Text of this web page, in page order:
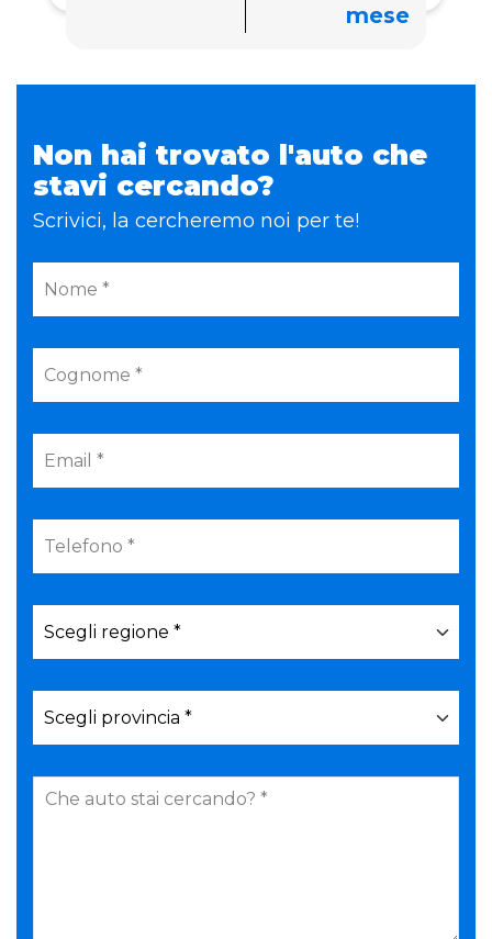
mese
Non hai trovato l'auto che
stavi cercando?
Scrivici, la cercheremo noi per te!